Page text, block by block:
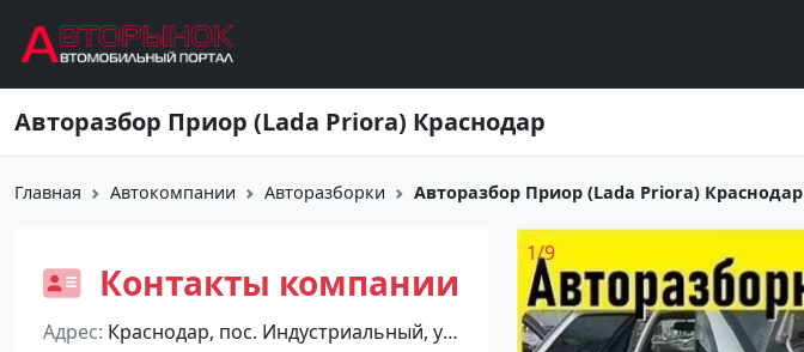
Авторазбор Приор (Lada Priora) Краснодар
Главная Автокомпании Авторазборки Авторазбор Приор (Lada Priora) Краснодар
Контакты компании
Адрес
Краснодар, пос. Индустриальный, ул. Посадского, 21
1/9